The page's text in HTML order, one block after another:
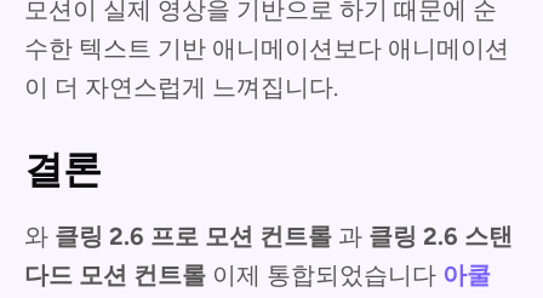
모션이 실제 영상을 기반으로 하기 때문에 순
수한 텍스트 기반 애니메이션보다 애니메이션
이 더 자연스럽게 느껴집니다.
결론
와 클링 2.6 프로 모션 컨트롤 과 클링 2.6 스탠
다드 모션 컨트롤 이제 통합되었습니다 아쿨